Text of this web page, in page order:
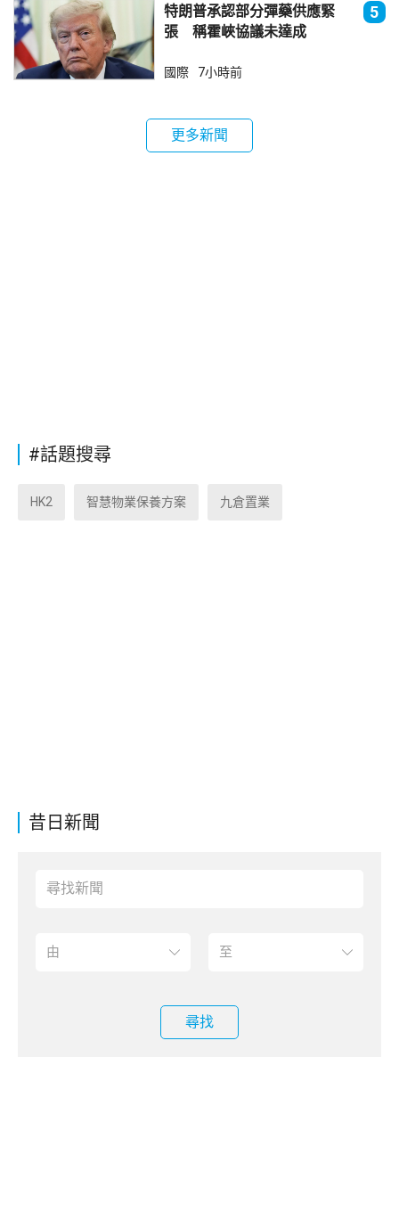
昔日新聞
尋找
特朗普承認部分彈藥供應緊
張 稱霍峽協議未達成
5
國際 7小時前
更多新聞
#話題搜尋
HK2 智慧物業保養方案 九倉置業